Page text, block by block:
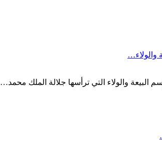
والولاء…
والولاء التي ترأسها جلالة الملك محمد…